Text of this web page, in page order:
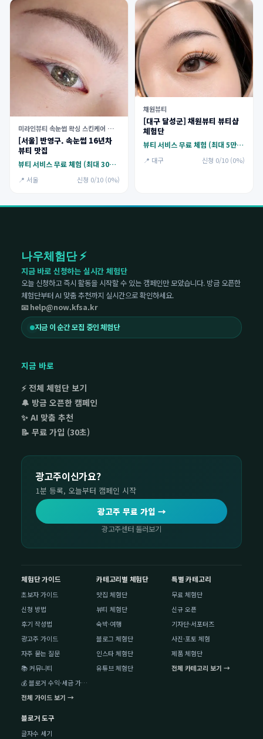
미라인뷰티 속눈썹 왁싱 스킨케어 가산점
[서울] 반영구. 속눈썹 16년차
뷰티 맛집
뷰티 서비스 무료 체험 (최대 30만원)
📍 서울 신청 0/10 (0%)
채원뷰티
[대구 달성군] 채원뷰티 뷰티샵
체험단
뷰티 서비스 무료 체험 (최대 5만원)
📍 대구 신청 0/10 (0%)
나우체험단 ⚡
지금 바로 신청하는 실시간 체험단
오늘 신청하고 즉시 활동을 시작할 수 있는 캠페인만 모았습니다. 방금 오픈한
체험단부터 AI 맞춤 추천까지 실시간으로 확인하세요.
📧 help@now.kfsa.kr
지금 이 순간 모집 중인 체험단
지금 바로
⚡ 전체 체험단 보기
🔔 방금 오픈한 캠페인
✨ AI 맞춤 추천
📝 무료 가입 (30초)
광고주이신가요?
1분 등록, 오늘부터 캠페인 시작
광고주 무료 가입 →
광고주센터 둘러보기
체험단 가이드
초보자 가이드
신청 방법
후기 작성법
광고주 가이드
자주 묻는 질문
📚 커뮤니티
💰 블로거 수익·세금 가이드
전체 가이드 보기 →
카테고리별 체험단
맛집 체험단
뷰티 체험단
숙박·여행
블로그 체험단
인스타 체험단
유튜브 체험단
특별 카테고리
무료 체험단
신규 오픈
기자단·서포터즈
사진·포토 체험
제품 체험단
전체 카테고리 보기 →
블로거 도구
글자수 세기